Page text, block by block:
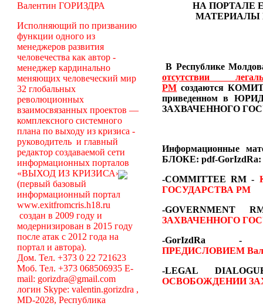
Валентин ГОРИЗДРА
Исполняющий по призванию
функции одного из
менеджеров развития
человечества как автор -
менеджер кардинально
меняющих человеческий мир
32 глобальных
революционных
взаимосвязанных проектов —
комплексного системного
плана по выходу из кризиса -
руководитель и главный
редактор создаваемой сети
информационных порталов
«ВЫХОД ИЗ КРИЗИСА»
(первый базовый
информационный портал
www.exitfromcris.h18.ru
создан в 2009 году и
модернизирован в 2015 году
после атак с 2012 года на
портал и автора).
Дом. Тел. +373 0 22 721623
Моб. Тел. +373 068506935 E-
mail: gorizdra@gmail.com
логин Skype: valentin.gorizdra ,
MD-2028, Республика
НА ПОРТАЛЕ
МАТЕРИАЛЫ
В Республике
отсутствии
РМ создаются
приведенном в
ЗАХВАЧЕННОГО
Информационные
БЛОКЕ: pdf-GorIzdRa:
-COMMITTEE RM -
ГОСУДАРСТВА РМ
-
ЗАХВАЧЕННОГО
-
ПРЕДИСЛОВИЕМ
-LEGAL
ОСВОБОЖДЕНИИ